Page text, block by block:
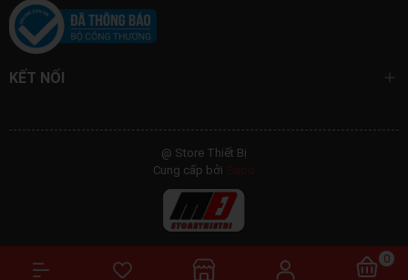
0
KẾT NỐI
@ Store Thiết Bị
Cung cấp bởi Sapo